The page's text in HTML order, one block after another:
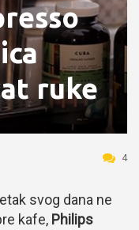
ruke
4
svog dana ne
kafe, Philips